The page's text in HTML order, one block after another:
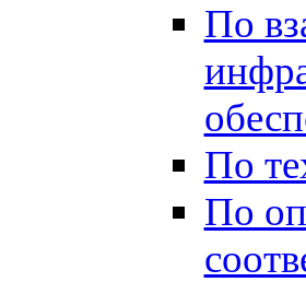
По
По
По